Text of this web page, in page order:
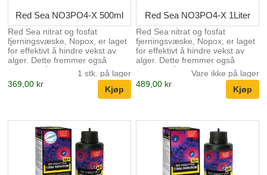
Red Sea NO3PO4-X 500ml
Red Sea nitrat og fosfat
fjerningsvæske, Nopox, er laget
for effektivt å hindre vekst av
alger. Dette fremmer også
veksten på korallene og
utfargningen på koraller,
spesiellt SPS. Biologisk
reduksjon av fosfat og nitrat
produktet støtter den naturlige
prosessen. Væsken tilsettes
hverdag enten med sprøyte
eller en liten doseringspumpe.
1 stk. på lager
369,00 kr
Red Sea NO3PO4-X 1Liter
Red Sea nitrat og fosfat
fjerningsvæske, Nopox, er laget
for effektivt å hindre vekst av
alger. Dette fremmer også
veksten på korallene og
utfargningen på koraller,
spesiellt SPS. Biologisk
reduksjon av fosfat og nitrat
produktet støtter den naturlige
prosessen. Væsken tilsettes
hverdag enten med sprøyte
eller en liten doseringspumpe.
Vare ikke på lager
489,00 kr